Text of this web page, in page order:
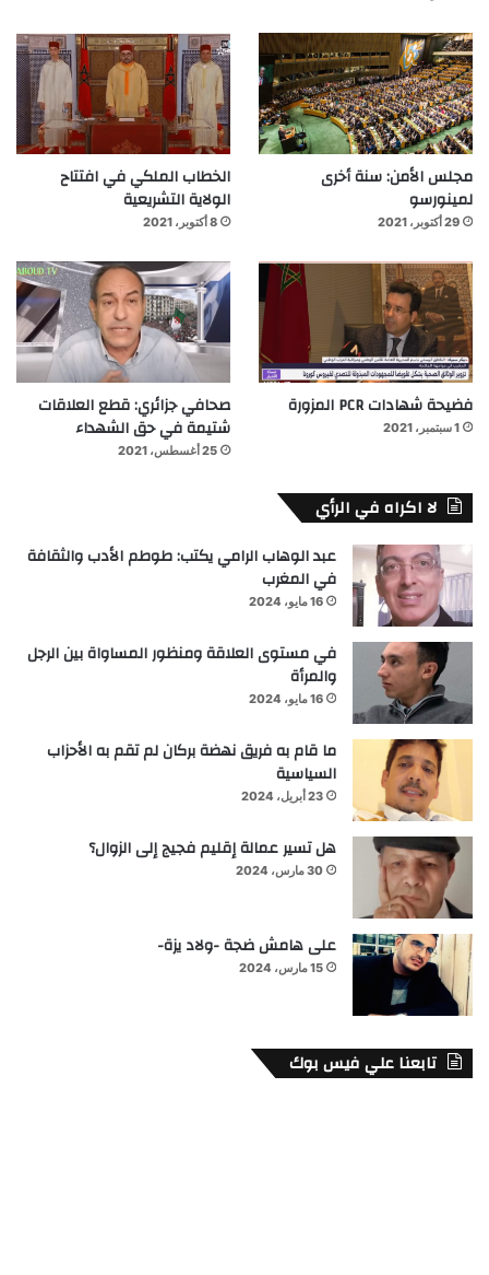
مجلس الأمن: سنة أخرى
لمينورسو
29 أكتوبر، 2021
الخطاب الملكي في افتتاح
الولاية التشريعية
8 أكتوبر، 2021
فضيحة شهادات PCR المزورة
1 سبتمبر، 2021
صحافي جزائري: قطع العلاقات
شتيمة في حق الشهداء
25 أغسطس، 2021
لا اكراه في الرأي
عبد الوهاب الرامي يكتب: طوطم الأدب والثقافة
في المغرب
16 مايو، 2024
في مستوى العلاقة ومنظور المساواة بين الرجل
والمرأة
16 مايو، 2024
ما قام به فريق نهضة بركان لم تقم به الأحزاب
السياسية
23 أبريل، 2024
هل تسير عمالة إقليم فجيج إلى الزوال؟
30 مارس، 2024
على هامش ضجة -ولاد يزة-
15 مارس، 2024
تابعنا علي فيس بوك